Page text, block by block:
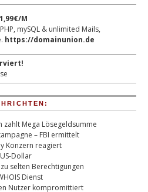
M
mySQL & unlimited Mails,
https://domainunion.de
zahlt Mega Lösegeldsumme
– FBI ermittelt
Konzern reagiert
Dollar
selten Berechtigungen
Dienst
Nutzer kompromittiert